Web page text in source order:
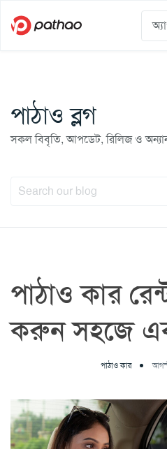
পাঠাও ব্লগ
সকল বিবৃতি, আপডেট, রিলিজ ও
পাঠাও কার
করুন সহজে
পাঠাও কার